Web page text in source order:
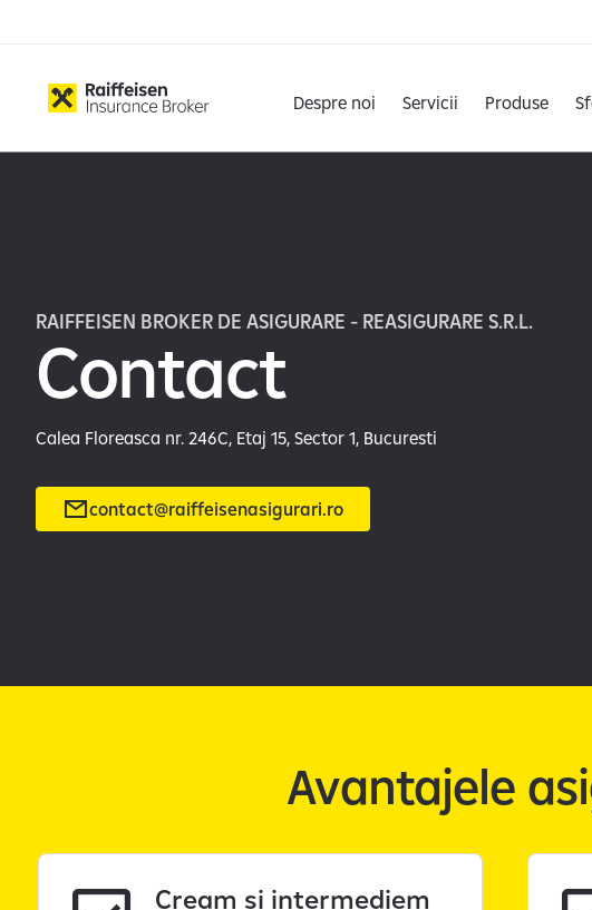
Despre noi Servicii Produse
RAIFFEISEN BROKER DE ASIGURARE - REASIGURARE S.R.L.
Contact
Calea Floreasca nr. 246C, Etaj 15, Sector 1, Bucuresti
contact@raiffeisenasigurari.ro
Avantajele
Cream si intermediem